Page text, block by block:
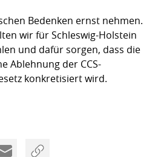
Bedenken ernst nehmen.
wir für Schleswig-Holstein
und dafür sorgen, dass die
Ablehnung der CCS-
konkretisiert wird.